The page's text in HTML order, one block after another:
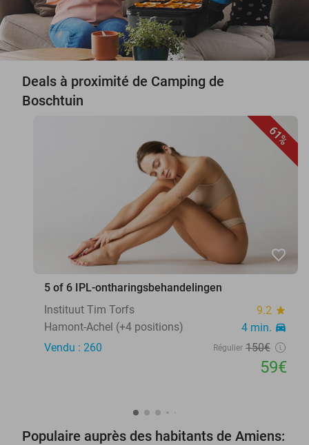
Deals à proximité de Camping de
Boschtuin
61%
favorite_border
5 of 6 IPL-ontharingsbehandelingen
Instituut Tim Torfs
9.2 star
Hamont-Achel (+4 positions) 4 min. directions_car
Vendu : 260 Régulier 150€
59€
Populaire auprès des habitants de Amiens: